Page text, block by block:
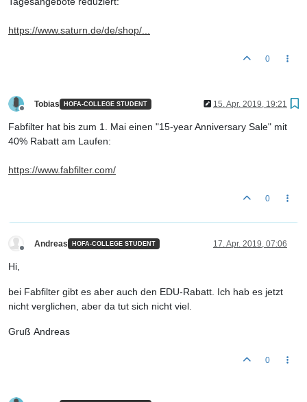
https://www.saturn.de/de/shop/...
0
Offline
Tobias HOFA-COLLEGE STUDENT 15. Apr. 2019, 19:21
Fabfilter hat bis zum 1. Mai einen "15-year Anniversary Sale" mit
40% Rabatt am Laufen:
https://www.fabfilter.com/
0
Offline
Andreas HOFA-COLLEGE STUDENT 17. Apr. 2019, 07:06
Hi,
bei Fabfilter gibt es aber auch den EDU-Rabatt. Ich hab es jetzt
nicht verglichen, aber da tut sich nicht viel.
Gruß Andreas
0